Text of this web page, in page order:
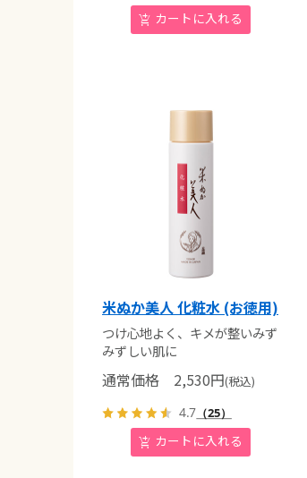
米ぬか美人 化粧水 (お徳用)
つけ心地よく、キメが整いみず
みずしい肌に
通常価格 2,530円(税込)
4.7 （25）